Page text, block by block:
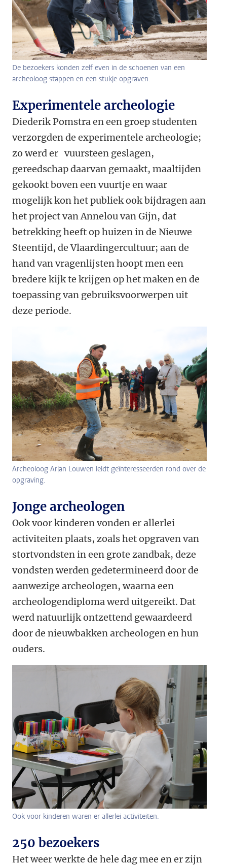
De bezoekers konden zelf even in de schoenen van een
archeoloog stappen en een stukje opgraven.
Experimentele archeologie
Diederik Pomstra en een groep studenten
verzorgden de experimentele archeologie;
zo werd er vuursteen geslagen,
gereedschap daarvan gemaakt, maaltijden
gekookt boven een vuurtje en waar
mogelijk kon het publiek ook bijdragen aan
het project van Annelou van Gijn, dat
betrekking heeft op huizen in de Nieuwe
Steentijd, de Vlaardingercultuur; aan de
hand van vragenlijsten hoopt men een
bredere kijk te krijgen op het maken en de
toepassing van gebruiksvoorwerpen uit
deze periode.
Archeoloog Arjan Louwen leidt geïnteresseerden rond over de
opgraving.
Jonge archeologen
Ook voor kinderen vonden er allerlei
activiteiten plaats, zoals het opgraven van
stortvondsten in een grote zandbak, deze
vondsten werden gedetermineerd door de
aanwezige archeologen, waarna een
archeologendiploma werd uitgereikt. Dat
werd natuurlijk ontzettend gewaardeerd
door de nieuwbakken archeologen en hun
ouders.
Ook voor kinderen waren er allerlei activiteiten.
250 bezoekers
Het weer werkte de hele dag mee en er zijn